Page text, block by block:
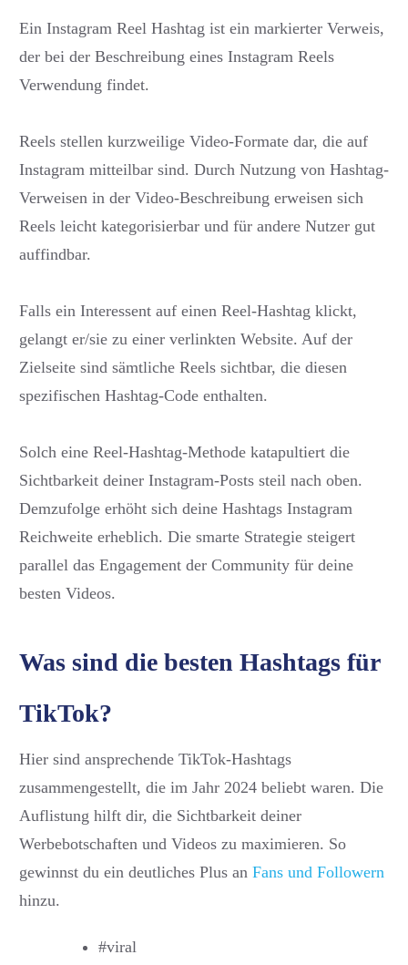
Ein Instagram Reel Hashtag ist ein markierter Verweis,
der bei der Beschreibung eines Instagram Reels
Verwendung findet.
Reels stellen kurzweilige Video-Formate dar, die auf
Instagram mitteilbar sind. Durch Nutzung von Hashtag-
Verweisen in der Video-Beschreibung erweisen sich
Reels leicht kategorisierbar und für andere Nutzer gut
auffindbar.
Falls ein Interessent auf einen Reel-Hashtag klickt,
gelangt er/sie zu einer verlinkten Website. Auf der
Zielseite sind sämtliche Reels sichtbar, die diesen
spezifischen Hashtag-Code enthalten.
Solch eine Reel-Hashtag-Methode katapultiert die
Sichtbarkeit deiner Instagram-Posts steil nach oben.
Demzufolge erhöht sich deine Hashtags Instagram
Reichweite erheblich. Die smarte Strategie steigert
parallel das Engagement der Community für deine
besten Videos.
Was sind die besten Hashtags für
TikTok?
Hier sind ansprechende TikTok-Hashtags
zusammengestellt, die im Jahr 2024 beliebt waren. Die
Auflistung hilft dir, die Sichtbarkeit deiner
Werbebotschaften und Videos zu maximieren. So
gewinnst du ein deutliches Plus an Fans und Followern
hinzu.
#viral